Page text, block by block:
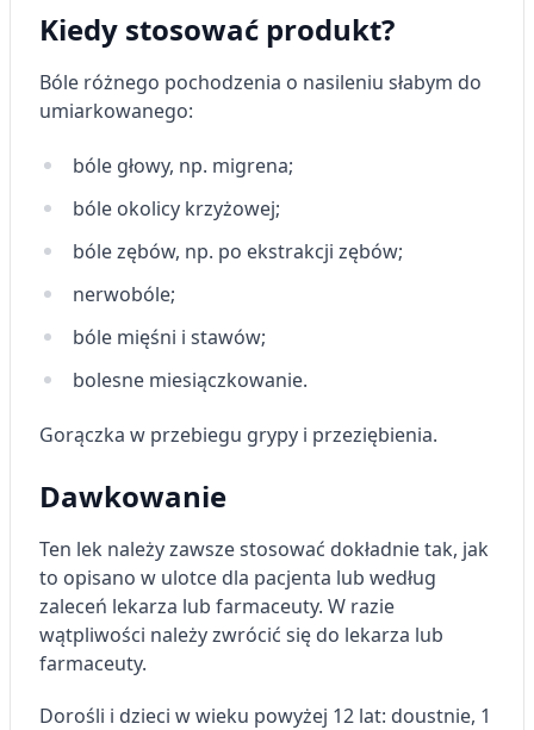
Kiedy stosować produkt?
Bóle różnego pochodzenia o nasileniu słabym do
umiarkowanego:
bóle głowy, np. migrena;
bóle okolicy krzyżowej;
bóle zębów, np. po ekstrakcji zębów;
nerwobóle;
bóle mięśni i stawów;
bolesne miesiączkowanie.
Gorączka w przebiegu grypy i przeziębienia.
Dawkowanie
Ten lek należy zawsze stosować dokładnie tak, jak
to opisano w ulotce dla pacjenta lub według
zaleceń lekarza lub farmaceuty. W razie
wątpliwości należy zwrócić się do lekarza lub
farmaceuty.
Dorośli i dzieci w wieku powyżej 12 lat: doustnie, 1